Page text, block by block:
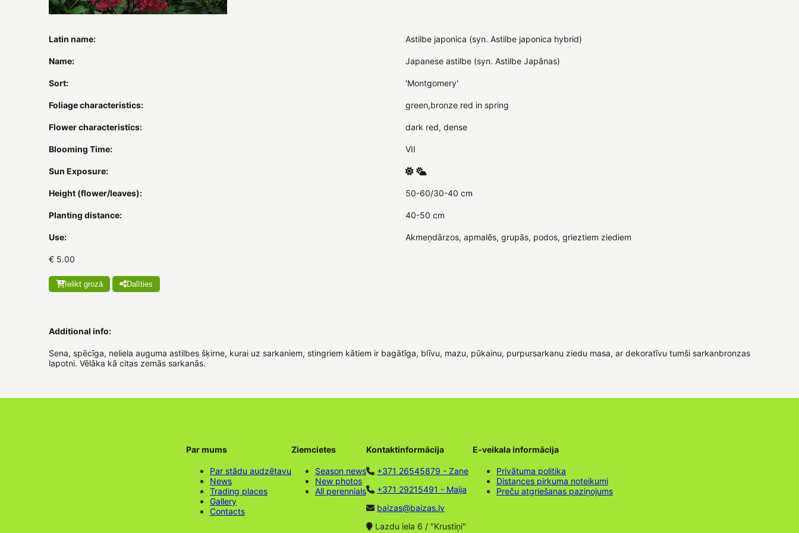
Latin name: Astilbe japonica (syn. Astilbe japonica hybrid)
Name: Japanese astilbe (syn. Astilbe Japānas)
Sort: 'Montgomery'
Foliage characteristics: green,bronze red in spring
Flower characteristics: dark red, dense
Blooming Time: VII
Sun Exposure:
Height (flower/leaves): 50-60/30-40 cm
Planting distance: 40-50 cm
Use: Akmeņdārzos, apmalēs, grupās, podos, grieztiem ziediem
€ 5.00
Ielikt grozā Dalīties
Additional info:
Sena, spēcīga, neliela auguma astilbes šķirne, kurai uz sarkaniem, stingriem kātiem ir bagātīga, blīvu, mazu, pūkainu, purpursarkanu ziedu masa, ar dekoratīvu tumši sarkanbronzas
lapotni. Vēlāka kā citas zemās sarkanās.
Par mums
Par stādu audzētavu
News
Trading places
Gallery
Contacts
Ziemcietes
Season news
New photos
All perennials
Kontaktinformācija
+371 26545879 - Zane
+371 29215491 - Maija
baizas@baizas.lv
Lazdu iela 6 / "Krustiņi"
E-veikala informācija
Privātuma politika
Distances pirkuma noteikumi
Preču atgriešanas paziņojums